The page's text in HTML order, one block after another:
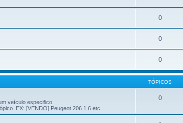
0
0
0
TÓPICOS
veículo especifico.
EX: [VENDO] Peugeot 206 1.6 etc...
0